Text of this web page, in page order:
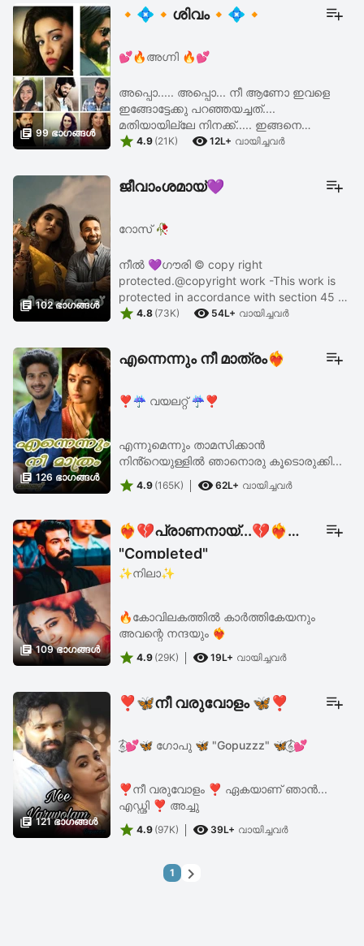
 99 ഭാഗങ്ങള്‍
🔸💠🔸ശിവം🔸💠🔸
💕🔥അഗ്നി 🔥💕
അപ്പൊ..... അപ്പൊ... നീ ആണോ ഇവളെ
ഇങ്ങോട്ടേക്കു പറഞ്ഞയച്ചത്....
മതിയായില്ലേ നിനക്ക്..... ഇങ്ങനെ
ചോരക്കൊതി പൂണ്ട നിന്നെ ജനിപ്പിച്ചതാണ്
 4.9 (21K)  12L+ വായിച്ചവര്‍
 102 ഭാഗങ്ങള്‍
ജീവാംശമായ്‌💜
റോസ് 🥀
നീൽ 💜ഗൗരി © copy right
protected.@copyright work -This work is
protected in accordance with section 45 of
the copyright Act 1957(14 of 1957) and
 4.8 (73K)  54L+ വായിച്ചവര്‍
 126 ഭാഗങ്ങള്‍
എന്നെന്നും നീ മാത്രം❤️‍🔥
❣️☔ വയലറ്റ് ☔❣️
എന്നുമെന്നും താമസിക്കാൻ
നിൻ്റെയുള്ളിൽ ഞാനൊരു കൂടൊരുക്കി...
 4.9 (165K)  62L+ വായിച്ചവര്‍
 109 ഭാഗങ്ങള്‍
❤️‍🔥💔പ്രാണനായ്...💔❤️‍🔥
"Completed"
✨️നിലാ✨️
🔥കോവിലകത്തിൽ കാർത്തികേയനും
അവന്റെ നന്ദയും ❤️‍🔥
 4.9 (29K)  19L+ വായിച്ചവര്‍
 121 ഭാഗങ്ങള്‍
❣️🦋നീ വരുവോളം 🦋❣️
𝄞⃝💕🦋 ഗോപു 🦋 "Gopuzzz" 🦋𝄞⃝💕
❣️നീ വരുവോളം ❣️ ഏകയാണ് ഞാൻ...
എഡ്ഢി ❣️ അച്ചു
 4.9 (97K)  39L+ വായിച്ചവര്‍
1 